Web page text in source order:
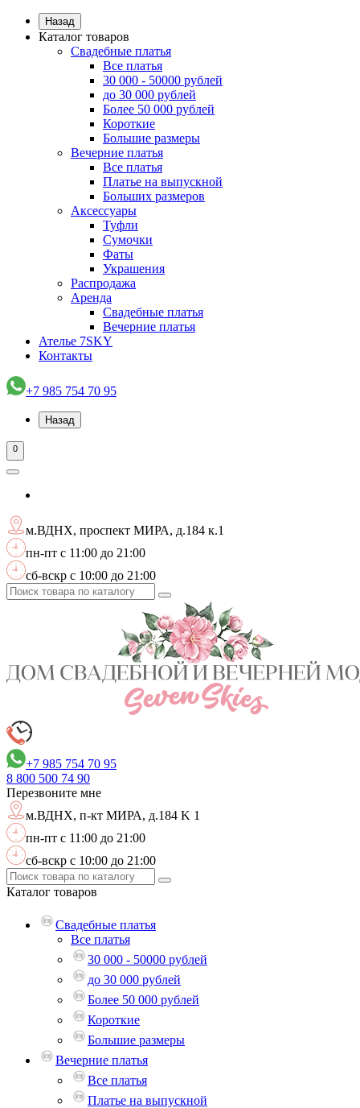
Назад
Каталог товаров
Свадебные платья
Все платья
30 000 - 50000 рублей
до 30 000 рублей
Более 50 000 рублей
Короткие
Большие размеры
Вечерние платья
Все платья
Платье на выпускной
Больших размеров
Аксессуары
Туфли
Сумочки
Фаты
Украшения
Распродажа
Аренда
Свадебные платья
Вечерние платья
Ателье 7SKY
Контакты
+7 985 754 70 95
Назад
0
м.ВДНХ, проспект МИРА, д.184 к.1
пн-пт с 11:00 до 21:00
сб-вскр с 10:00 до 21:00
+7 985 754 70 95
8 800 500 74 90
Перезвоните мне
м.ВДНХ, п-кт МИРА, д.184 K 1
пн-пт с 11:00 до 21:00
сб-вскр с 10:00 до 21:00
Каталог товаров
Свадебные платья
Все платья
30 000 - 50000 рублей
до 30 000 рублей
Более 50 000 рублей
Короткие
Большие размеры
Вечерние платья
Все платья
Платье на выпускной